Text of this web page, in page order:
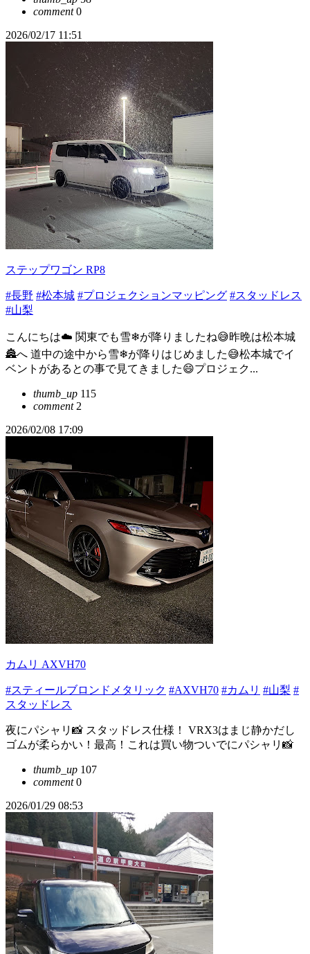
comment0
2026/02/17 11:51
ステップワゴン RP8
#長野 #松本城 #プロジェクションマッピング #スタッドレス
#山梨
こんにちは☁️ 関東でも雪❄が降りましたね😅昨晩は松本城
🏯へ 道中の途中から雪❄が降りはじめました😅松本城でイ
ベントがあるとの事で見てきました😄プロジェク...
thumb_up 115
comment2
2026/02/08 17:09
カムリ AXVH70
#スティールブロンドメタリック #AXVH70 #カムリ #山梨 #
スタッドレス
夜にパシャリ📸 スタッドレス仕様！ VRX3はまじ静かだし
ゴムが柔らかい！最高！これは買い物ついでにパシャリ📸
thumb_up 107
comment0
2026/01/29 08:53